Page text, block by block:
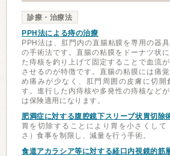
診療・治療法
PPH法による痔の治療
PPH法は、肛門内の直腸粘膜を専用の器
の手術法です。直腸の粘膜をドーナツ状
た痔核を釣り上げて固定することで血流
させるのが特徴です。直腸の粘膜には痛
め痛みが少なく、肛門周囲の皮膚に切開
す。進行した内痔核や多発性の痔核など
は保険適用になります。
肥満症に対する腹腔鏡下スリーブ状胃切除
胃を切除することにより胃を小さくして
さ）食事を制限し、減量を行う手術。
食道アカラシア等に対する経口内視鏡的筋